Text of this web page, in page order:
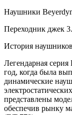
Наушники
Переходник джек
История
Легендарная
год, когда была
динамические
представлены
обеспечив рынку